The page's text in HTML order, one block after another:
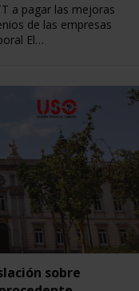
a pagar las mejoras
de las empresas
El…
sobre